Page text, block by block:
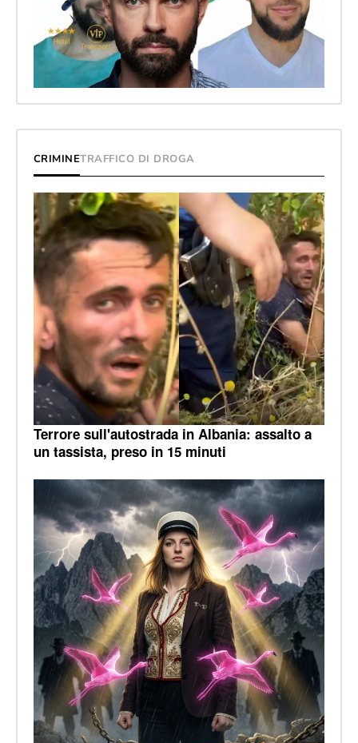
CRIMINETRAFFICO DI DROGA
Terrore sull'autostrada in Albania: assalto a
un tassista, preso in 15 minuti